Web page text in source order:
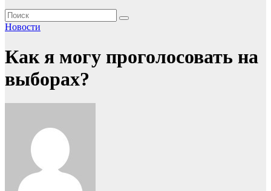
Новости
Как я могу проголосовать на
выборах?